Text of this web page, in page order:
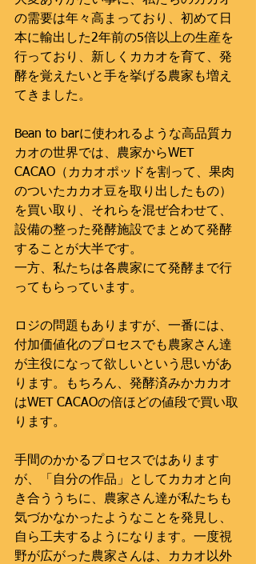
の需要は年々高まっており、初めて日
本に輸出した2年前の5倍以上の生産を
行っており、新しくカカオを育て、発
酵を覚えたいと手を挙げる農家も増え
てきました。
Bean to barに使われるような高品質カ
カオの世界では、農家からWET
CACAO（カカオポッドを割って、果肉
のついたカカオ豆を取り出したもの）
を買い取り、それらを混ぜ合わせて、
設備の整った発酵施設でまとめて発酵
することが大半です。
一方、私たちは各農家にて発酵まで行
ってもらっています。
ロジの問題もありますが、一番には、
付加価値化のプロセスでも農家さん達
が主役になって欲しいという思いがあ
ります。もちろん、発酵済みかカカオ
はWET CACAOの倍ほどの値段で買い取
ります。
手間のかかるプロセスではあります
が、「自分の作品」としてカカオと向
き合ううちに、農家さん達が私たちも
気づかなかったようなことを発見し、
自ら工夫するようになります。一度視
野が広がった農家さんは、カカオ以外